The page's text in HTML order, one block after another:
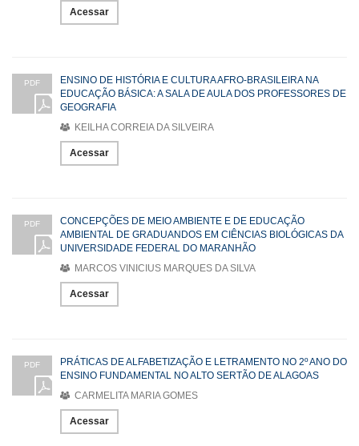
Acessar
PDF
ENSINO DE HISTÓRIA E CULTURA AFRO-BRASILEIRA NA
EDUCAÇÃO BÁSICA: A SALA DE AULA DOS PROFESSORES DE
GEOGRAFIA
KEILHA CORREIA DA SILVEIRA
Acessar
PDF
CONCEPÇÕES DE MEIO AMBIENTE E DE EDUCAÇÃO
AMBIENTAL DE GRADUANDOS EM CIÊNCIAS BIOLÓGICAS DA
UNIVERSIDADE FEDERAL DO MARANHÃO
MARCOS VINICIUS MARQUES DA SILVA
Acessar
PDF
PRÁTICAS DE ALFABETIZAÇÃO E LETRAMENTO NO 2º ANO DO
ENSINO FUNDAMENTAL NO ALTO SERTÃO DE ALAGOAS
CARMELITA MARIA GOMES
Acessar